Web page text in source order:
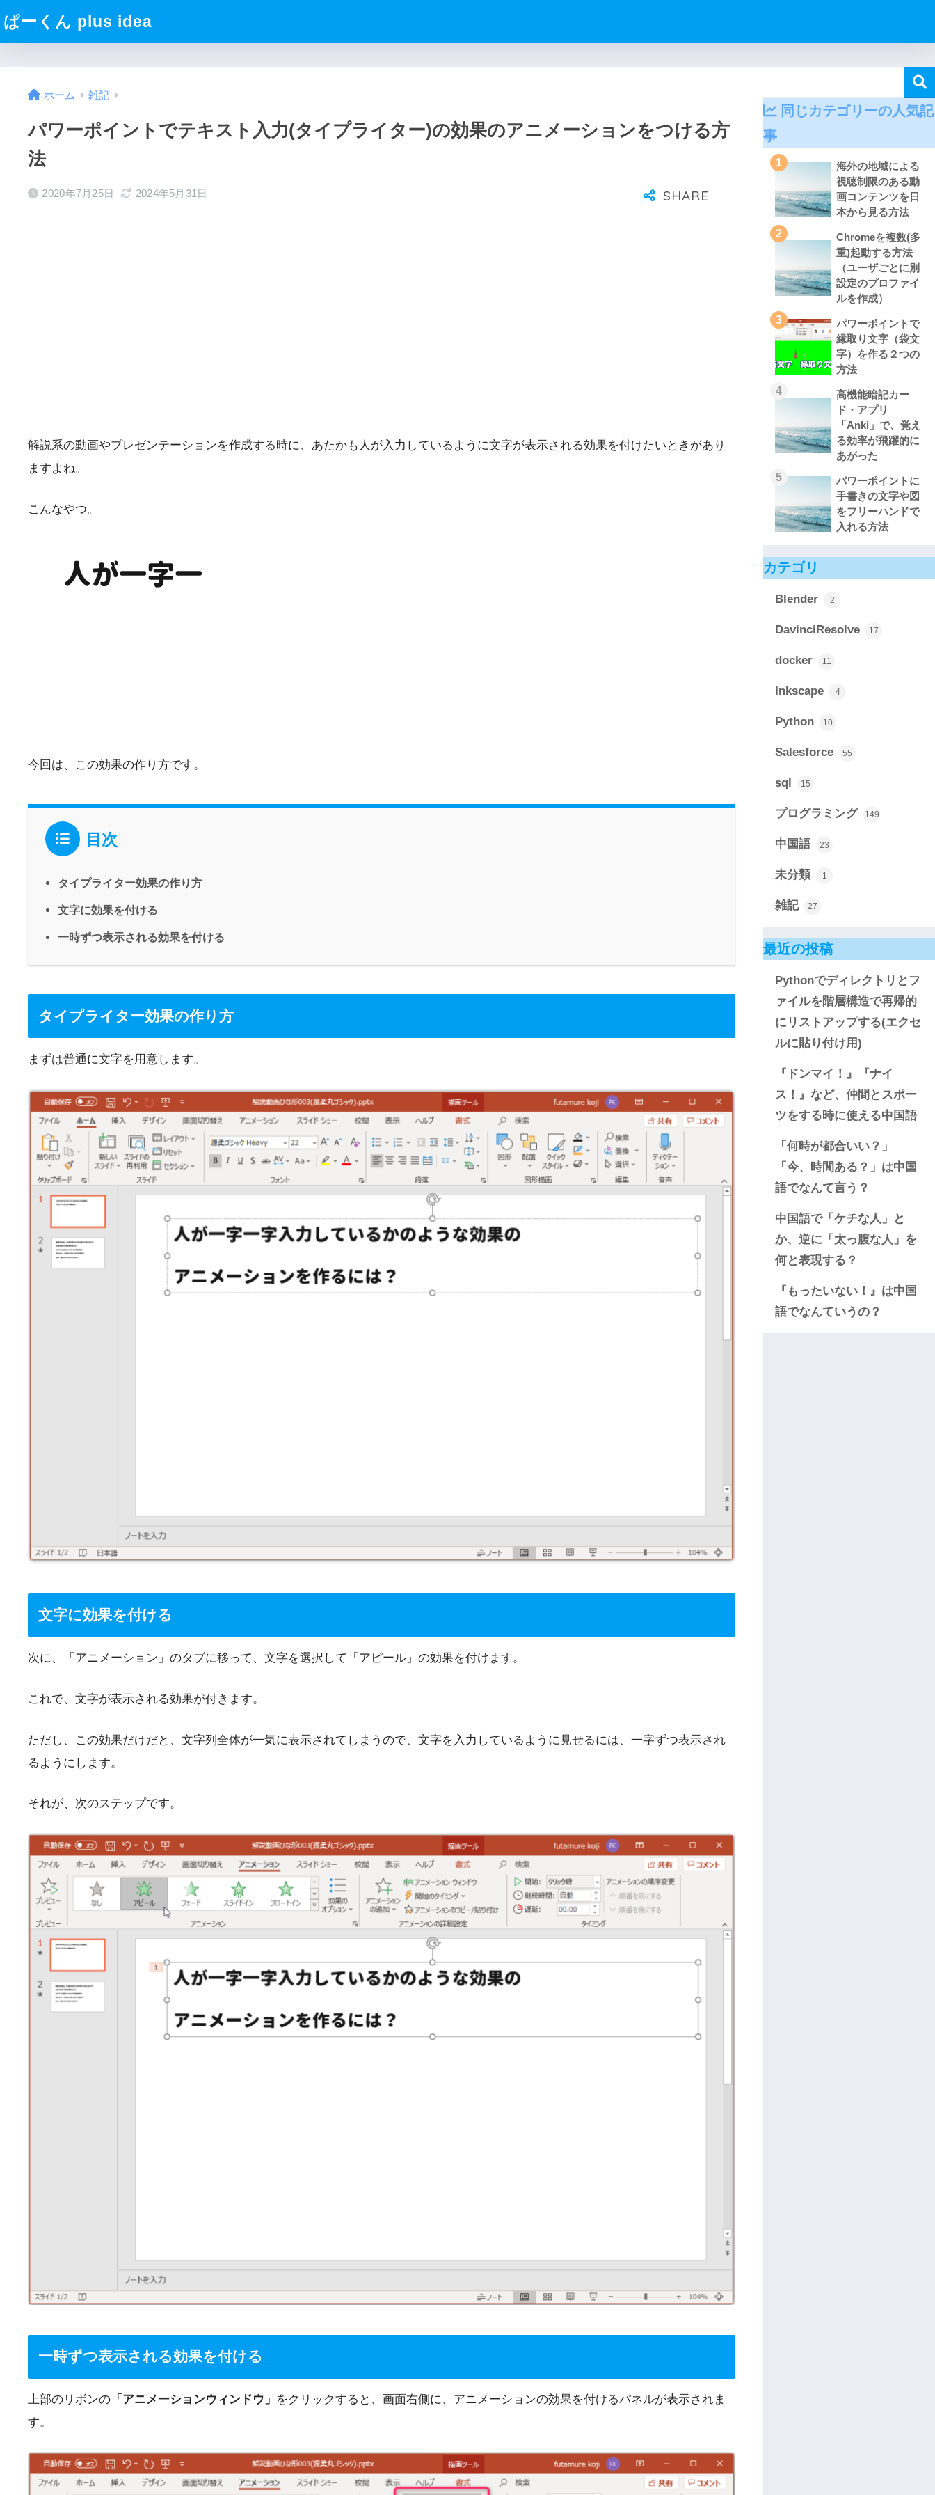
ぱーくん plus idea
ホーム 雑記
パワーポイントでテキスト入力(タイプライター)の効果のアニメーションをつける方
法
2020年7月25日 2024年5月31日
解説系の動画やプレゼンテーションを作成する時に、あたかも人が入力しているように文字が表示される効果を付けたいときがあり
ますよね。
こんなやつ。
今回は、この効果の作り方です。
目次
タイプライター効果の作り方
文字に効果を付ける
一時ずつ表示される効果を付ける
タイプライター効果の作り方
まずは普通に文字を用意します。
文字に効果を付ける
次に、「アニメーション」のタブに移って、文字を選択して「アピール」の効果を付けます。
これで、文字が表示される効果が付きます。
ただし、この効果だけだと、文字列全体が一気に表示されてしまうので、文字を入力しているように見せるには、一字ずつ表示され
るようにします。
それが、次のステップです。
一時ずつ表示される効果を付ける
上部のリボンの 「アニメーションウィンドウ」 をクリックすると、画面右側に、アニメーションの効果を付けるパネルが表示されま
す。
同じカテゴリーの人気記
事
1
海外の地域による
視聴制限のある動
画コンテンツを日
本から見る方法
2
Chromeを複数(多
重)起動する方法
（ユーザごとに別
設定のプロファイ
ルを作成）
3
パワーポイントで
縁取り文字（袋文
字）を作る２つの
方法
4
高機能暗記カー
ド・アプリ
「Anki」で、覚え
る効率が飛躍的に
あがった
5
パワーポイントに
手書きの文字や図
をフリーハンドで
入れる方法
カテゴリ
Blender 2
DavinciResolve 17
docker 11
Inkscape 4
Python 10
Salesforce 55
sql 15
プログラミング 149
中国語 23
未分類 1
雑記 27
最近の投稿
Pythonでディレクトリとフ
ァイルを階層構造で再帰的
にリストアップする(エクセ
ルに貼り付け用)
『ドンマイ！』『ナイ
ス！』など、仲間とスポー
ツをする時に使える中国語
「何時が都合いい？」
「今、時間ある？」は中国
語でなんて言う？
中国語で「ケチな人」と
か、逆に「太っ腹な人」を
何と表現する？
『もったいない！』は中国
語でなんていうの？